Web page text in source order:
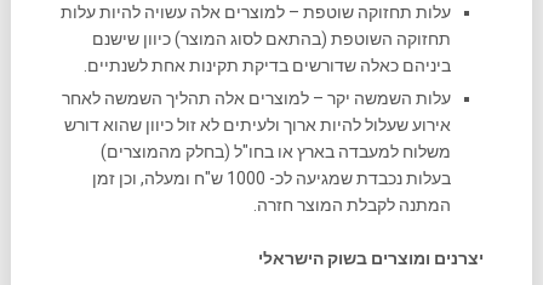
עלות תחזוקה שוטפת – למוצרים אלה עשויה להיות עלות
תחזוקה השוטפת (בהתאם לסוג המוצר) כיוון שישנם
ביניהם כאלה שדורשים בדיקת תקינות אחת לשנתיים.
עלות השמשה יקר – למוצרים אלה תהליך השמשה לאחר
אירוע שעלול להיות ארוך ולעיתים לא זול כיוון שהוא דורש
משלוח למעבדה בארץ או בחו"ל (בחלק מהמוצרים)
בעלות נכבדת שמגיעה לכ- 1000 ש"ח ומעלה, וכן זמן
המתנה לקבלת המוצר חזרה.
יצרנים ומוצרים בשוק הישראלי